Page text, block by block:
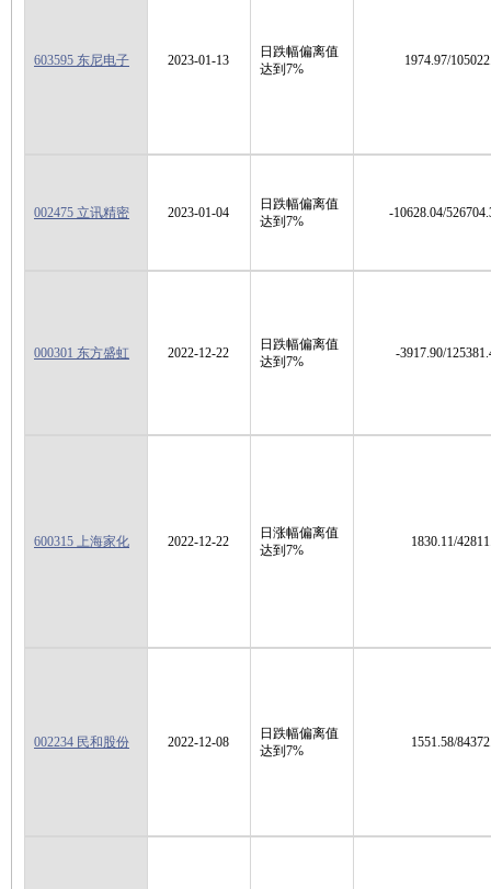
603595 东尼电子 2023-01-13
日跌幅偏离值
达到7%
1974.97/
002475 立讯精密 2023-01-04
日跌幅偏离值
达到7%
-10628.04/
000301 东方盛虹 2022-12-22
日跌幅偏离值
达到7%
-3917.90/
600315 上海家化 2022-12-22
日涨幅偏离值
达到7%
1830.11/
002234 民和股份 2022-12-08
日跌幅偏离值
达到7%
1551.58/